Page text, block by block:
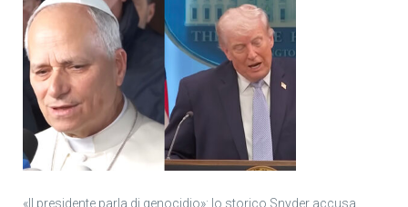
«Il presidente parla di genocidio»: lo storico Snyder accusa